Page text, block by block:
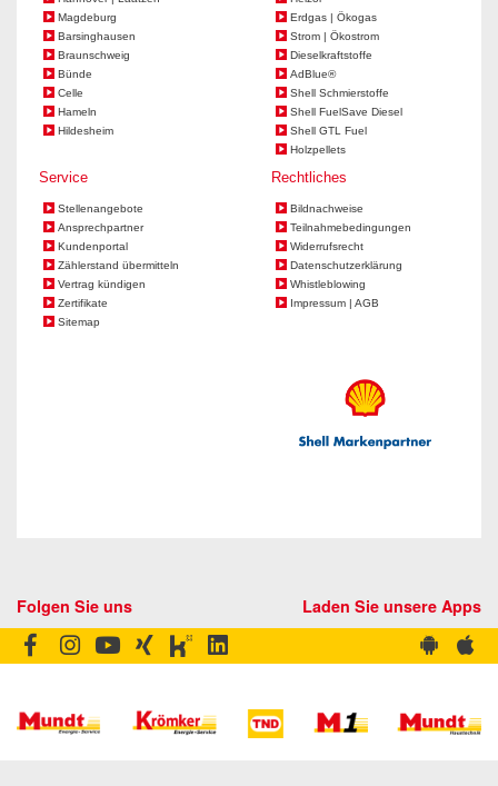
Magdeburg
Barsinghausen
Braunschweig
Bünde
Celle
Hameln
Hildesheim
Erdgas | Ökogas
Strom | Ökostrom
Dieselkraftstoffe
AdBlue®
Shell Schmierstoffe
Shell FuelSave Diesel
Shell GTL Fuel
Holzpellets
Service
Stellenangebote
Ansprechpartner
Kundenportal
Zählerstand übermitteln
Vertrag kündigen
Zertifikate
Sitemap
Rechtliches
Bildnachweise
Teilnahmebedingungen
Widerrufsrecht
Datenschutzerklärung
Whistleblowing
Impressum | AGB
Folgen Sie uns Laden Sie unsere Apps